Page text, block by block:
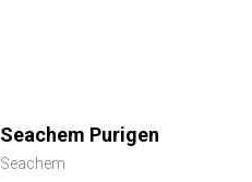
Seachem Purigen
Seachem